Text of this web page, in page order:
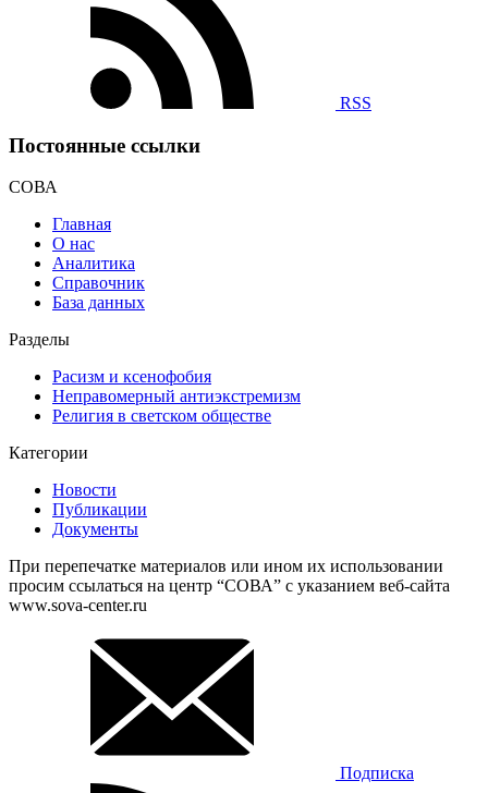
RSS
Постоянные ссылки
СОВА
Главная
О нас
Аналитика
Справочник
База данных
Разделы
Расизм и ксенофобия
Неправомерный антиэкстремизм
Религия в светском обществе
Категории
Новости
Публикации
Документы
При перепечатке материалов или ином их использовании
просим ссылаться на центр “СОВА” с указанием веб-сайта
www.sova-center.ru
Подписка